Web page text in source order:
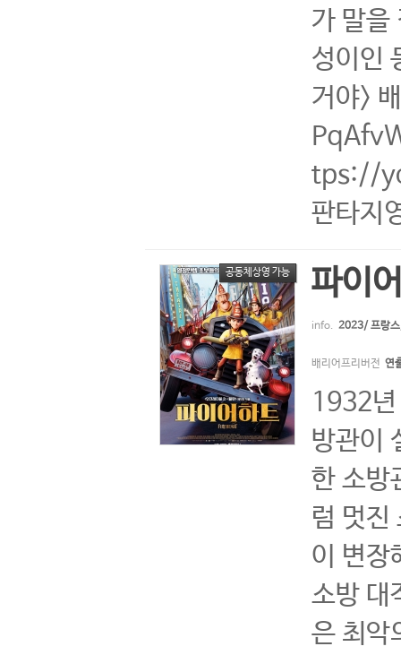
가 말을
성이인
거야>
tps://
판타지
공동체상영 가능 파이
info. 2023/ 프랑스
배리어프리버전 연
1932년
방관이
한 소방
럼 멋진
이 변장
소방 대
은 최악